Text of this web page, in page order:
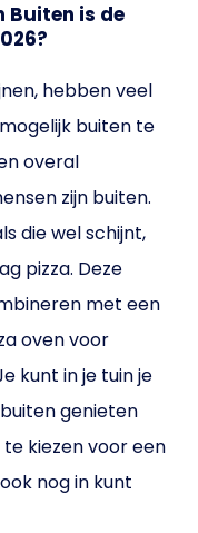
Buiten is de
hebben veel
buiten te
overal
zijn buiten.
die wel schijnt,
pizza. Deze
met een
oven voor
kunt in je tuin je
genieten
te kiezen voor een
nog in kunt